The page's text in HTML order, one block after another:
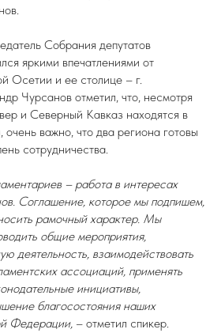
Собрания депутатов
яркими впечатлениями от
Осетии и ее столице – г.
Чурсанов отметил, что, несмотря
и Северный Кавказ находятся в
важно, что два региона готовы
сотрудничества.
– работа в интересах
Соглашение, которое мы подпишем,
рамочный характер. Мы
общие мероприятия,
деятельность, взаимодействовать
ассоциаций, применять
инициативы,
благосостояния наших
Федерации, – отметил спикер.